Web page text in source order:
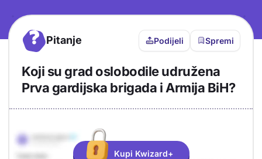
? Pitanje Podijeli Spremi
Koji su grad oslobodile udružena
Prva gardijska brigada i Armija BiH?
Odgovor
Objašnjenje
Kupi Kwizard+